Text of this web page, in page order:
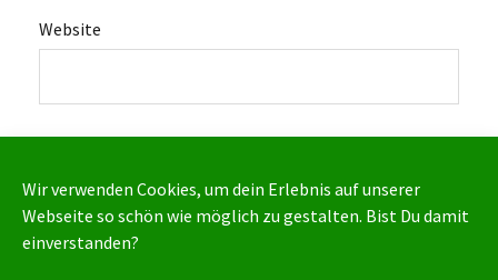
Wir verwenden Cookies, um dein Erlebnis auf unserer
Webseite so schön wie möglich zu gestalten. Bist Du damit
einverstanden?
Website